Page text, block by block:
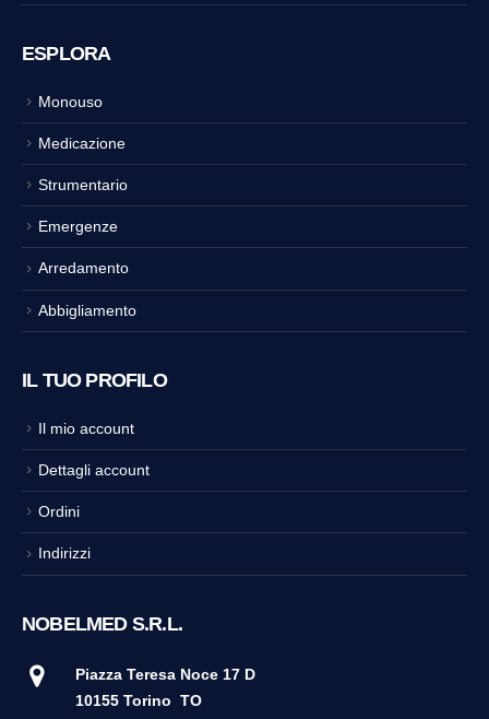
ESPLORA
Monouso
Medicazione
Strumentario
Emergenze
Arredamento
Abbigliamento
IL TUO PROFILO
Il mio account
Dettagli account
Ordini
Indirizzi
NOBELMED S.R.L.
Piazza Teresa Noce 17 D
10155 Torino TO